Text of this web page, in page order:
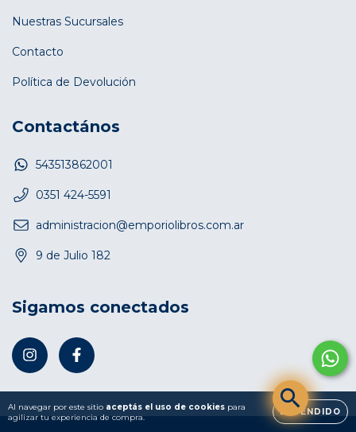
Al navegar por este sitio aceptás el uso de cookies para
agilizar tu experiencia de compra.
ENTENDIDO
Nuestras Sucursales
Contacto
Política de Devolución
Contactános
543513862001
0351 424-5591
administracion@emporiolibros.com.ar
9 de Julio 182
Sigamos conectados